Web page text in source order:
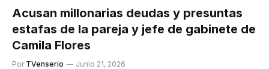
Acusan millonarias deudas y presuntas
estafas de la pareja y jefe de gabinete de
Camila Flores
Por TVenserio Junio 21, 2026